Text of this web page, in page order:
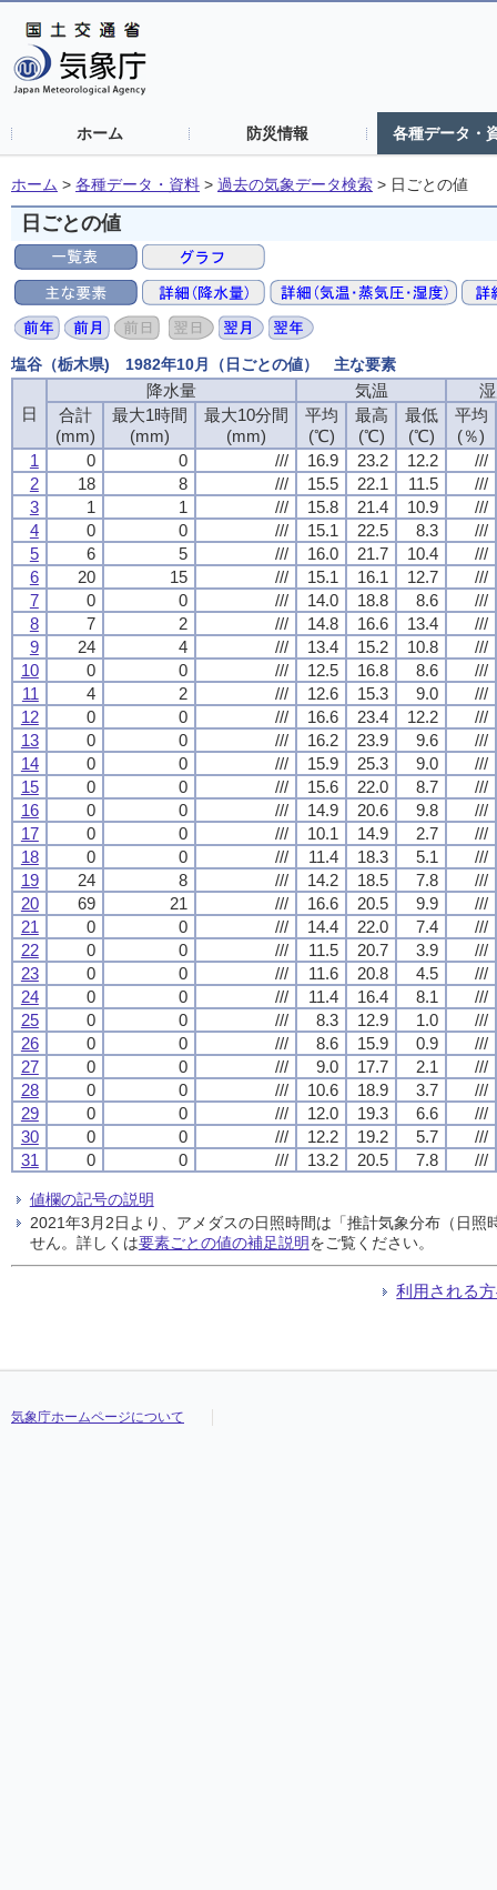
ホーム 防災情報 各種データ・
ホーム > 各種データ・資料 > 過去の気象データ検索 > 日ごとの値
日ごとの値
塩谷（栃木県) 1982年10月（日ごとの値） 主な要素
日
降水量 気温
合計
(mm)
最大1時間
(mm)
最大10分間
(mm)
平均
(℃)
最高
(℃)
最低
(℃)
平均
(％)
1
0 0 /// 16.9 23.2 12.2
///
2
18 8 /// 15.5 22.1 11.5
///
3
1 1 /// 15.8 21.4 10.9
///
4
0 0 /// 15.1 22.5 8.3
///
5
6 5 /// 16.0 21.7 10.4
///
6
20 15 /// 15.1 16.1 12.7
///
7
0 0 /// 14.0 18.8 8.6
///
8
7 2 /// 14.8 16.6 13.4
///
9
24 4 /// 13.4 15.2 10.8
///
10
0 0 /// 12.5 16.8 8.6
///
11
4 2 /// 12.6 15.3 9.0
///
12
0 0 /// 16.6 23.4 12.2
///
13
0 0 /// 16.2 23.9 9.6
///
14
0 0 /// 15.9 25.3 9.0
///
15
0 0 /// 15.6 22.0 8.7
///
16
0 0 /// 14.9 20.6 9.8
///
17
0 0 /// 10.1 14.9 2.7
///
18
0 0 /// 11.4 18.3 5.1
///
19
24 8 /// 14.2 18.5 7.8
///
20
69 21 /// 16.6 20.5 9.9
///
21
0 0 /// 14.4 22.0 7.4
///
22
0 0 /// 11.5 20.7 3.9
///
23
0 0 /// 11.6 20.8 4.5
///
24
0 0 /// 11.4 16.4 8.1
///
25
0 0 /// 8.3 12.9 1.0
///
26
0 0 /// 8.6 15.9 0.9
///
27
0 0 /// 9.0 17.7 2.1
///
28
0 0 /// 10.6 18.9 3.7
///
29
0 0 /// 12.0 19.3 6.6
///
30
0 0 /// 12.2 19.2 5.7
///
31
0 0 /// 13.2 20.5 7.8 ///
値欄の記号の説明
2021年3月2日より、アメダスの日照時間は「推計気象分布（日
せん。詳しくは要素ごとの値の補足説明をご覧ください。
利用される
気象庁ホームページについて